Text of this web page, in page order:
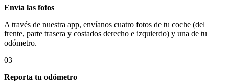
Envía las fotos
A través de nuestra app, envíanos cuatro fotos de tu coche (del
frente, parte trasera y costados derecho e izquierdo) y una de tu
odómetro.
03
Reporta tu odómetro